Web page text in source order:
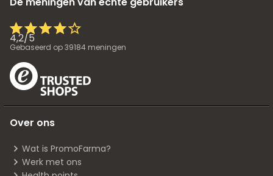
4,2/5
Gebaseerd op39184 meningen
Over ons
Wat is PromoFarma?
Werk met ons